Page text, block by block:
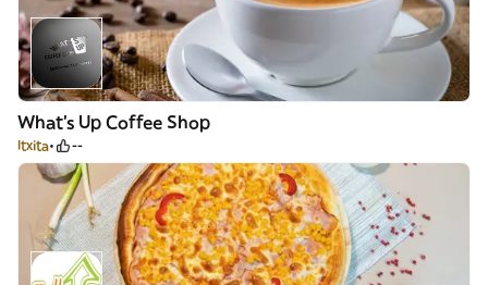
What's Up Coffee Shop
Itxita --